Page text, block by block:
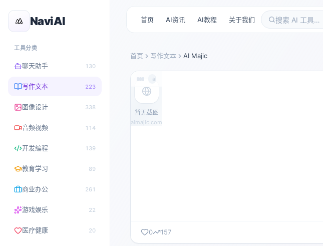
NaviAI
工具分类
聊天助手 130
写作文本 223
图像设计 338
音频视频 114
开发编程 139
教育学习 89
商业办公 261
游戏娱乐 22
医疗健康 20
首页 AI资讯 AI教程 关于我们
首页 写作文本 AI Majic
aimajic.com
暂无截图
aimajic.com
0 157